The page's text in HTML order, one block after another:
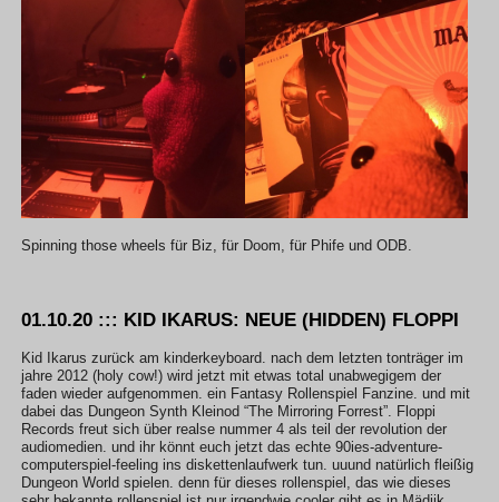
Spinning those wheels für Biz, für Doom, für Phife und ODB.
01.10.20 ::: KID IKARUS: NEUE (HIDDEN) FLOPPI
Kid Ikarus zurück am kinderkeyboard. nach dem letzten tonträger im
jahre 2012 (holy cow!) wird jetzt mit etwas total unabwegigem der
faden wieder aufgenommen. ein Fantasy Rollenspiel Fanzine. und mit
dabei das Dungeon Synth Kleinod “The Mirroring Forrest”. Floppi
Records freut sich über realse nummer 4 als teil der revolution der
audiomedien. und ihr könnt euch jetzt das echte 90ies-adventure-
computerspiel-feeling ins diskettenlaufwerk tun. uuund natürlich fleißig
Dungeon World spielen. denn für dieses rollenspiel, das wie dieses